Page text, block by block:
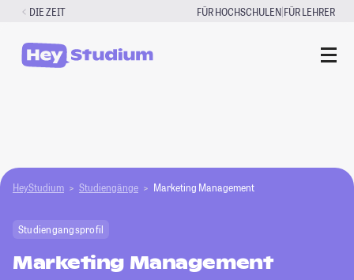
Zum
springen
DIE ZEIT FÜR HOCHSCHULEN|FÜR LEHRER
HeyStudium Studiengänge Marketing Management
Studiengangsprofil
Marketing Management